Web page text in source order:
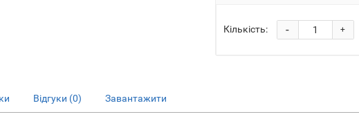
Кількість: +
-
Відгуки (0) Завантажити